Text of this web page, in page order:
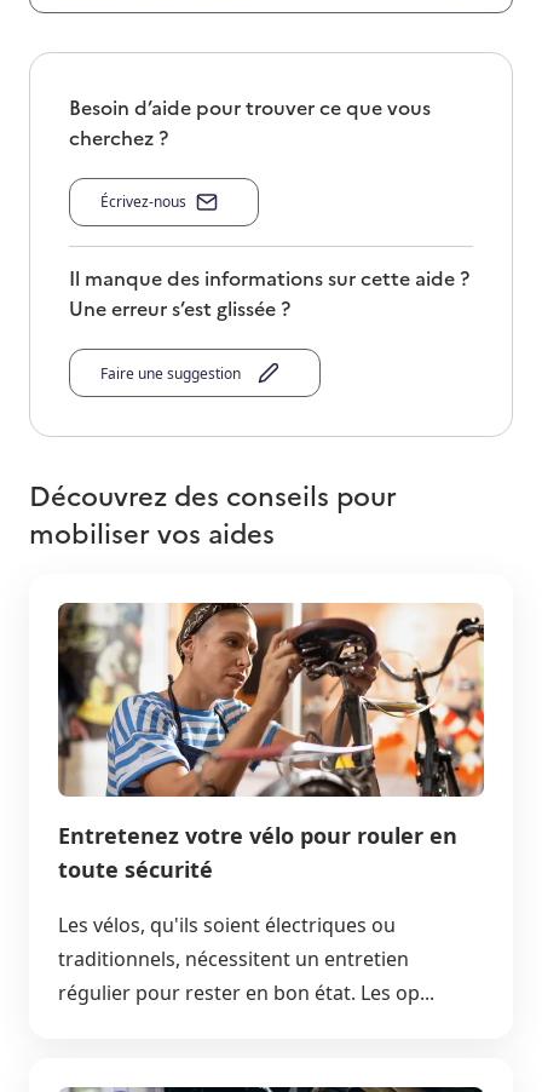
Besoin d’aide pour trouver ce que vous
cherchez ?
Écrivez-nous
Il manque des informations sur cette aide ?
Une erreur s’est glissée ?
Faire une suggestion
Découvrez des conseils pour
mobiliser vos aides
Entretenez votre vélo pour rouler en
toute sécurité
Les vélos, qu'ils soient électriques ou
traditionnels, nécessitent un entretien
régulier pour rester en bon état. Les op...